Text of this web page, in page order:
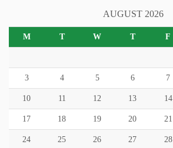
AUGUST 2026
M T W T F
3 4 5 6 7
10 11 12 13 14
17 18 19 20 21
24 25 26 27 28